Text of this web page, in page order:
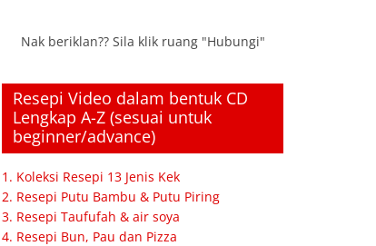
Nak beriklan?? Sila klik ruang "Hubungi"
Resepi Video dalam bentuk CD
Lengkap A-Z (sesuai untuk
beginner/advance)
1. Koleksi Resepi 13 Jenis Kek
2. Resepi Putu Bambu & Putu Piring
3. Resepi Taufufah & air soya
4. Resepi Bun, Pau dan Pizza